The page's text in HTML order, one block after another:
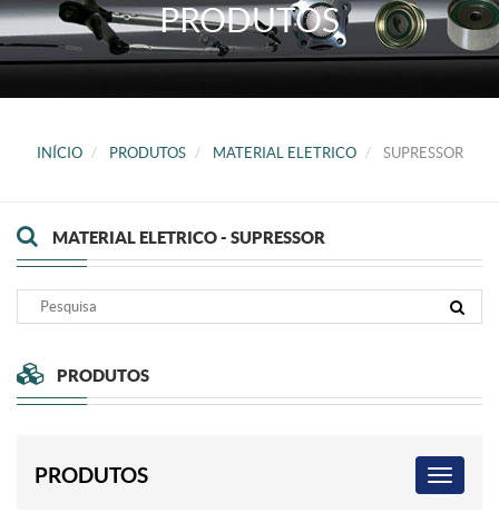
PRODUTOS
INÍCIO PRODUTOS MATERIAL ELETRICO SUPRESSOR
MATERIAL ELETRICO - SUPRESSOR
PRODUTOS
PRODUTOS